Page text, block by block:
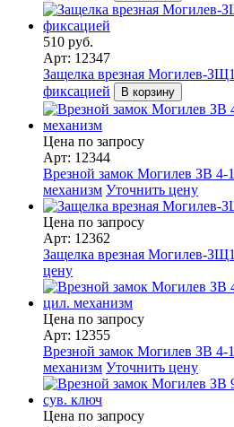
510 руб.
Арт: 12347
Защелка врезная Могилев-
фиксацией
В корзину
Цена по запросу
Арт: 12344
Врезной замок Могилев ЗВ 4-
механизм Уточнить цену
Цена по запросу
Арт: 12362
Защелка врезная Могилев-
цену
Цена по запросу
Арт: 12355
Врезной замок Могилев ЗВ 4-
механизм Уточнить цену
Цена по запросу